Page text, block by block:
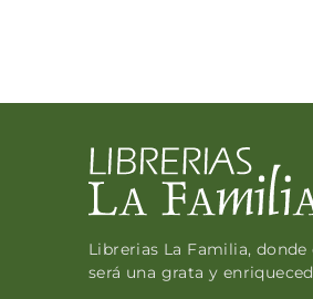
Librerias La Familia,
será una grata y